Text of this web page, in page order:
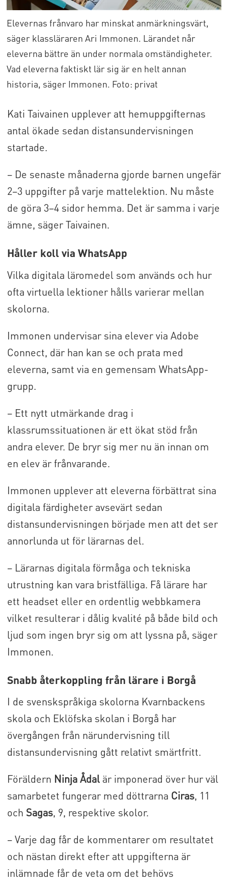
Elevernas frånvaro har minskat anmärkningsvärt,
säger klassläraren Ari Immonen. Lärandet når
eleverna bättre än under normala omständigheter.
Vad eleverna faktiskt lär sig är en helt annan
historia, säger Immonen. Foto: privat
Kati Taivainen upplever att hemuppgifternas
antal ökade sedan distansundervisningen
startade.
– De senaste månaderna gjorde barnen ungefär
2–3 uppgifter på varje mattelektion. Nu måste
de göra 3–4 sidor hemma. Det är samma i varje
ämne, säger Taivainen.
Håller koll via WhatsApp
Vilka digitala läromedel som används och hur
ofta virtuella lektioner hålls varierar mellan
skolorna.
Immonen undervisar sina elever via Adobe
Connect, där han kan se och prata med
eleverna, samt via en gemensam WhatsApp-
grupp.
– Ett nytt utmärkande drag i
klassrumssituationen är ett ökat stöd från
andra elever. De bryr sig mer nu än innan om
en elev är frånvarande.
Immonen upplever att eleverna förbättrat sina
digitala färdigheter avsevärt sedan
distansundervisningen började men att det ser
annorlunda ut för lärarnas del.
– Lärarnas digitala förmåga och tekniska
utrustning kan vara bristfälliga. Få lärare har
ett headset eller en ordentlig webbkamera
vilket resulterar i dålig kvalité på både bild och
ljud som ingen bryr sig om att lyssna på, säger
Immonen.
Snabb återkoppling från lärare i Borgå
I de svenskspråkiga skolorna Kvarnbackens
skola och Eklöfska skolan i Borgå har
övergången från närundervisning till
distansundervisning gått relativt smärtfritt.
Föräldern Ninja Ådalär imponerad över hur väl
samarbetet fungerar med döttrarna Ciras, 11
och Sagas, 9, respektive skolor.
– Varje dag får de kommentarer om resultatet
och nästan direkt efter att uppgifterna är
inlämnade får de veta om det behövs